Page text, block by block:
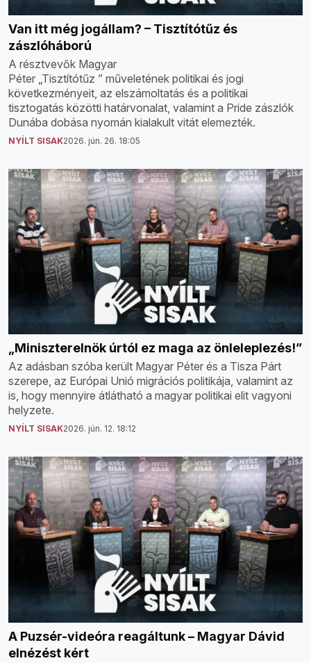
Van itt még jogállam? – Tisztítótűz és
zászlóháború
A résztvevők Magyar
Péter „Tisztítótűz ” műveletének politikai és jogi
következményeit, az elszámoltatás és a politikai
tisztogatás közötti határvonalat, valamint a Pride zászlók
Dunába dobása nyomán kialakult vitát elemezték.
NYÍLT SISAK2026. jún. 26. 18:05
„Miniszterelnök úrtól ez maga az önleleplezés!”
Az adásban szóba került Magyar Péter és a Tisza Párt
szerepe, az Európai Unió migrációs politikája, valamint az
is, hogy mennyire átlátható a magyar politikai elit vagyoni
helyzete.
NYÍLT SISAK2026. jún. 12. 18:12
A Puzsér-videóra reagáltunk – Magyar Dávid
elnézést kért